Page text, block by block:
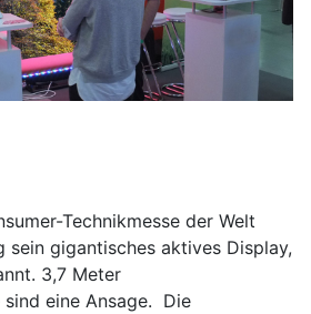
Technikmesse der Welt
sein gigantisches aktives Display,
3,7 Meter
eine Ansage. Die